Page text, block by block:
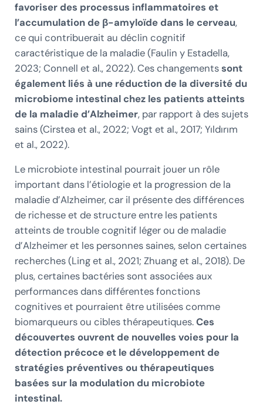
favoriser des processus inflammatoires et
l’accumulation de β-amyloïde dans le cerveau,
ce qui contribuerait au déclin cognitif
caractéristique de la maladie (Faulin y Estadella,
2023; Connell et al., 2022). Ces changementssont
également liés à une réduction de la diversité du
microbiome intestinal chez les patients atteints
de la maladie d’Alzheimer, par rapport à des sujets
sains (Cirstea et al., 2022; Vogt et al., 2017; Yıldırım
et al., 2022).
Le microbiote intestinal pourrait jouer un rôle
important dans l’étiologie et la progression de la
maladie d’Alzheimer, car il présente des différences
de richesse et de structure entre les patients
atteints de trouble cognitif léger ou de maladie
d’Alzheimer et les personnes saines, selon certaines
recherches (Ling et al., 2021; Zhuang et al., 2018). De
plus, certaines bactéries sont associées aux
performances dans différentes fonctions
cognitives et pourraient être utilisées comme
biomarqueurs ou cibles thérapeutiques.Ces
découvertes ouvrent de nouvelles voies pour la
détection précoce et le développement de
stratégies préventives ou thérapeutiques
basées sur la modulation du microbiote
intestinal.